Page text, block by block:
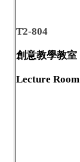
T2-804
創意教學教室
Lecture Room